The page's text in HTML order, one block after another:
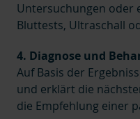
Untersuchungen oder
Bluttests, Ultraschall
4. Diagnose und
Auf Basis der
und erklärt die
die Empfehlung einer